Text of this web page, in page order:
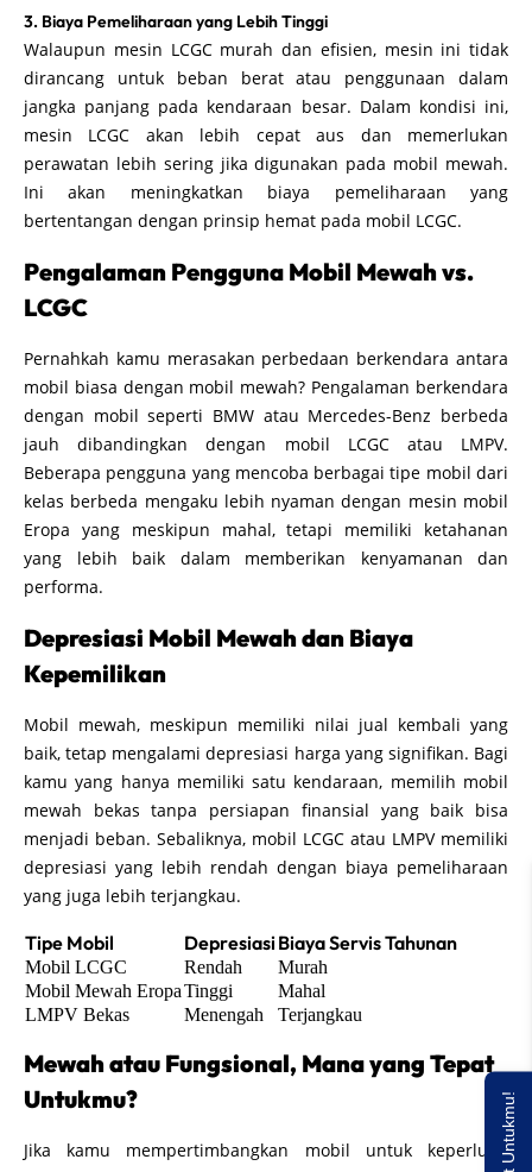
3. Biaya Pemeliharaan yang Lebih Tinggi
Walaupun mesin LCGC murah dan efisien, mesin ini tidak
dirancang untuk beban berat atau penggunaan dalam
jangka panjang pada kendaraan besar. Dalam kondisi ini,
mesin LCGC akan lebih cepat aus dan memerlukan
perawatan lebih sering jika digunakan pada mobil mewah.
Ini akan meningkatkan biaya pemeliharaan yang
bertentangan dengan prinsip hemat pada mobil LCGC.
Pengalaman Pengguna Mobil Mewah vs.
LCGC
Pernahkah kamu merasakan perbedaan berkendara antara
mobil biasa dengan mobil mewah? Pengalaman berkendara
dengan mobil seperti BMW atau Mercedes-Benz berbeda
jauh dibandingkan dengan mobil LCGC atau LMPV.
Beberapa pengguna yang mencoba berbagai tipe mobil dari
kelas berbeda mengaku lebih nyaman dengan mesin mobil
Eropa yang meskipun mahal, tetapi memiliki ketahanan
yang lebih baik dalam memberikan kenyamanan dan
performa.
Depresiasi Mobil Mewah dan Biaya
Kepemilikan
Mobil mewah, meskipun memiliki nilai jual kembali yang
baik, tetap mengalami depresiasi harga yang signifikan. Bagi
kamu yang hanya memiliki satu kendaraan, memilih mobil
mewah bekas tanpa persiapan finansial yang baik bisa
menjadi beban. Sebaliknya, mobil LCGC atau LMPV memiliki
depresiasi yang lebih rendah dengan biaya pemeliharaan
yang juga lebih terjangkau.
Tipe Mobil Depresiasi Biaya Servis Tahunan
Mobil LCGC Rendah
Murah
Mobil Mewah EropaTinggi
Mahal
LMPV Bekas
Menengah Terjangkau
Mewah atau Fungsional, Mana yang Tepat
Untukmu?
Jika kamu mempertimbangkan mobil untuk keperluan